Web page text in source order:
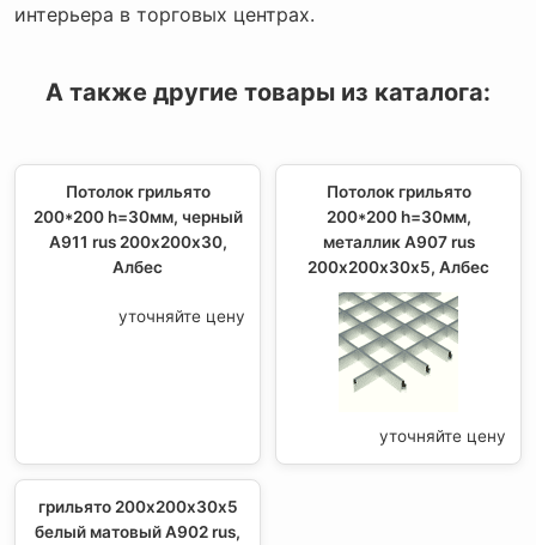
интерьера в торговых центрах.
А также другие товары из каталога:
Потолок грильято
200*200 h=30мм, черный
A911 rus 200х200х30,
Албес
уточняйте цену
Потолок грильято
200*200 h=30мм,
металлик А907 rus
200х200х30х5, Албес
уточняйте цену
грильято 200х200х30х5
белый матовый А902 rus,